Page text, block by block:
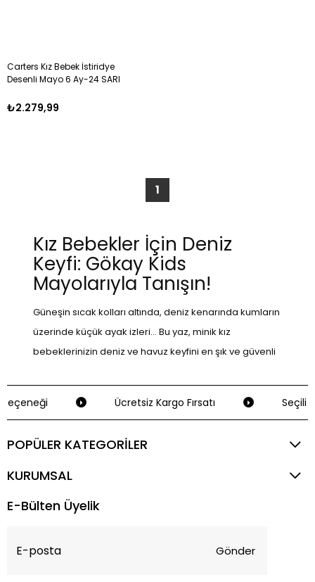
Carters Kız Bebek İstiridye
Desenli Mayo 6 Ay-24 SARI
₺2.279,99
1
Kız Bebekler İçin Deniz
Keyfi: Gökay Kids
Mayolarıyla Tanışın!
Güneşin sıcak kolları altında, deniz kenarında kumların
üzerinde küçük ayak izleri... Bu yaz, minik kız
bebeklerinizin deniz ve havuz keyfini en şık ve güvenli
tasarlanmış bu ürünlerle, hem bebeğinizin rahatlığı
Dünyası
Her kız çocuğu kendine özgüdür ve bunun yansıması
bireyselliklerini kutluyoruz. Gökay Kids'in sevimli
Ücretsiz Kargo Fırsatı Seçili
POPÜLER KATEGORİLER
KURUMSAL
E-Bülten Üyelik
Gönder